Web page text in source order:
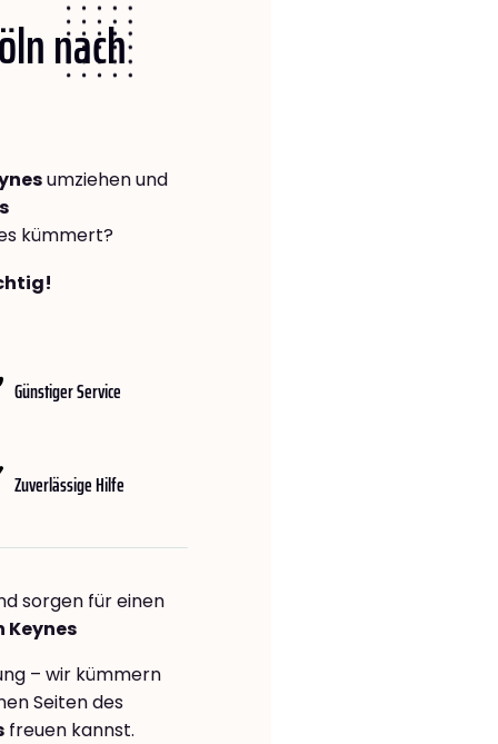
nach
umziehen und
kümmert?
Günstiger Service
Zuverlässige Hilfe
sorgen für einen
Keynes
– wir kümmern
Seiten des
freuen kannst.